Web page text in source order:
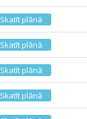
Skatīt plānā
Skatīt plānā
Skatīt plānā
Skatīt plānā